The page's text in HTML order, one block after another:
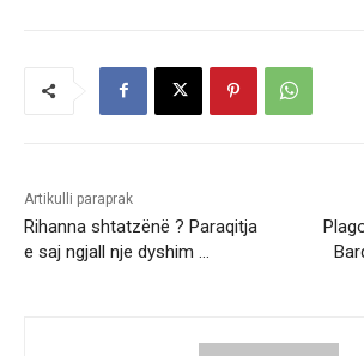
Artikulli paraprak
Rihanna shtatzënë ? Paraqitja
e saj ngjall nje dyshim …